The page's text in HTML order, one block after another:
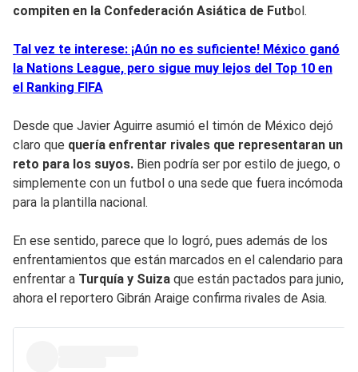
compiten en la Confederación Asiática de Futbol.
Tal vez te interese: ¡Aún no es suficiente! México ganó
la Nations League, pero sigue muy lejos del Top 10 en
el Ranking FIFA
Desde que Javier Aguirre asumió el timón de México dejó
claro que quería enfrentar rivales que representaran un
reto para los suyos. Bien podría ser por estilo de juego, o
simplemente con un futbol o una sede que fuera incómoda
para la plantilla nacional.
En ese sentido, parece que lo logró, pues además de los
enfrentamientos que están marcados en el calendario para
enfrentar a Turquía y Suiza que están pactados para junio,
ahora el reportero Gibrán Araige confirma rivales de Asia.